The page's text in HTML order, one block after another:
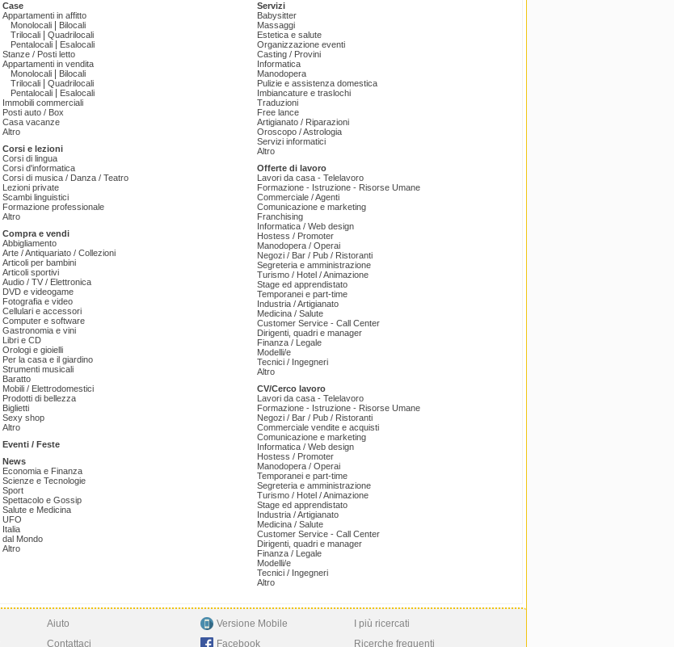
Case
Appartamenti in affitto
Monolocali
Bilocali
Trilocali
Quadrilocali
Pentalocali
Esalocali
Stanze / Posti letto
Appartamenti in vendita
Monolocali
Bilocali
Trilocali
Quadrilocali
Pentalocali
Esalocali
Immobili commerciali
Posti auto / Box
Casa vacanze
Altro
Corsi e lezioni
Corsi di lingua
Corsi d'informatica
Corsi di musica / Danza / Teatro
Lezioni private
Scambi linguistici
Formazione professionale
Altro
Compra e vendi
Abbigliamento
Arte / Antiquariato / Collezioni
Articoli per bambini
Articoli sportivi
Audio / TV / Elettronica
DVD e videogame
Fotografia e video
Cellulari e accessori
Computer e software
Gastronomia e vini
Libri e CD
Orologi e gioielli
Per la casa e il giardino
Strumenti musicali
Baratto
Mobili / Elettrodomestici
Prodotti di bellezza
Biglietti
Sexy shop
Altro
Eventi / Feste
News
Economia e Finanza
Scienze e Tecnologie
Sport
Spettacolo e Gossip
Salute e Medicina
UFO
Italia
dal Mondo
Altro
Servizi
Babysitter
Massaggi
Estetica e salute
Organizzazione eventi
Casting / Provini
Informatica
Manodopera
Pulizie e assistenza domestica
Imbiancature e traslochi
Traduzioni
Free lance
Artigianato / Riparazioni
Oroscopo / Astrologia
Servizi informatici
Altro
Offerte di lavoro
Lavori da casa - Telelavoro
Formazione - Istruzione - Risorse Umane
Commerciale / Agenti
Comunicazione e marketing
Franchising
Informatica / Web design
Hostess / Promoter
Manodopera / Operai
Negozi / Bar / Pub / Ristoranti
Segreteria e amministrazione
Turismo / Hotel / Animazione
Stage ed apprendistato
Temporanei e part-time
Industria / Artigianato
Medicina / Salute
Customer Service - Call Center
Dirigenti, quadri e manager
Finanza / Legale
Modelli/e
Tecnici / Ingegneri
Altro
CV/Cerco lavoro
Lavori da casa - Telelavoro
Formazione - Istruzione - Risorse Umane
Negozi / Bar / Pub / Ristoranti
Commerciale vendite e acquisti
Comunicazione e marketing
Informatica / Web design
Hostess / Promoter
Manodopera / Operai
Temporanei e part-time
Segreteria e amministrazione
Turismo / Hotel / Animazione
Stage ed apprendistato
Industria / Artigianato
Medicina / Salute
Customer Service - Call Center
Dirigenti, quadri e manager
Finanza / Legale
Modelli/e
Tecnici / Ingegneri
Altro
Aiuto
Contattaci
Versione Mobile
Facebook
I più ricercati
Ricerche frequenti